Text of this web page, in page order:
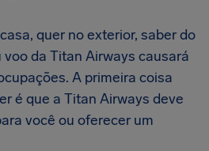
quer no exterior, saber do
da Titan Airways causará
A primeira coisa
é que a Titan Airways deve
você ou oferecer um